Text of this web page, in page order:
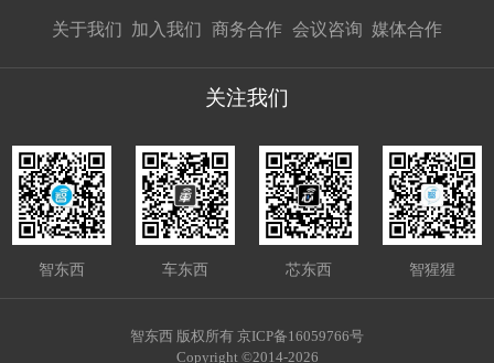
关于我们 加入我们
接扔简历
商务合作
接开聊
会议咨询 媒体合作
接开聊
关注我们
智东西 车东西 芯东西 智猩猩
智东西 版权所有 京ICP备16059766号
Copyright ©2014-2026